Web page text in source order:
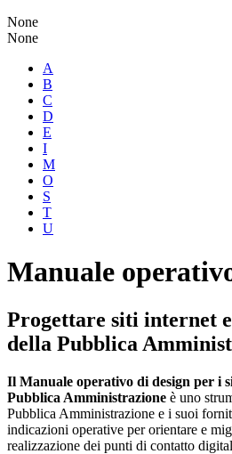
None
None
A
B
C
D
E
I
M
O
S
T
U
Manuale
Progettare siti internet
della Pubblica
Il Manuale operativo di design per i
Pubblica Amministrazione è uno
Pubblica Amministrazione e i suoi
indicazioni operative per orientare e
realizzazione dei punti di contatto